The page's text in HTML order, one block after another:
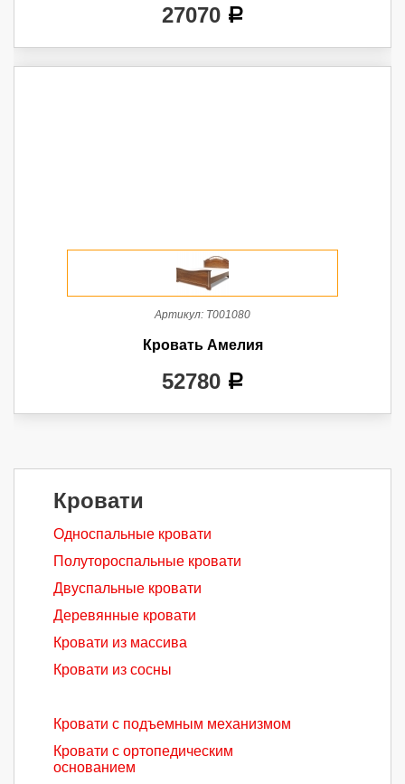
27070 a
Артикул: Т001080
Кровать Амелия
52780 a
Кровати
Односпальные кровати
Полутороспальные кровати
Двуспальные кровати
Деревянные кровати
Кровати из массива
Кровати из сосны
Кровати с подъемным механизмом
Кровати с ортопедическим
основанием